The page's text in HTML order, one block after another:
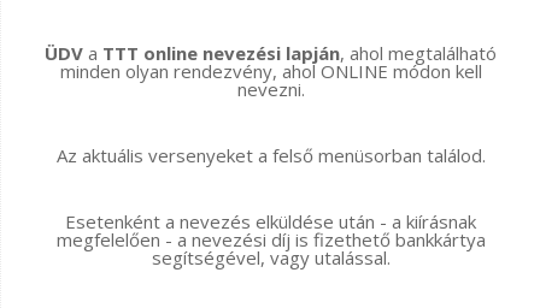
ÜDV a TTT online nevezési lapján, ahol megtalálható
minden olyan rendezvény, ahol ONLINE módon kell
nevezni.
Az aktuális versenyeket a felső menüsorban találod.
Esetenként a nevezés elküldése után - a kiírásnak
megfelelően - a nevezési díj is fizethető bankkártya
segítségével, vagy utalással.